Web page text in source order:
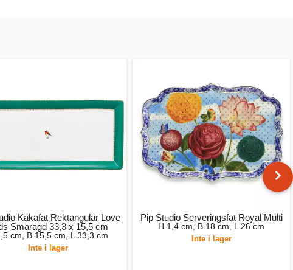
Kakafat Rektangulär Love
Smaragd 33,3 x 15,5 cm
cm, B 15,5 cm, L 33,3 cm
Inte i lager
Pip Studio Serveringsfat Royal Multi
H 1,4 cm, B 18 cm, L 26 cm
Inte i lager